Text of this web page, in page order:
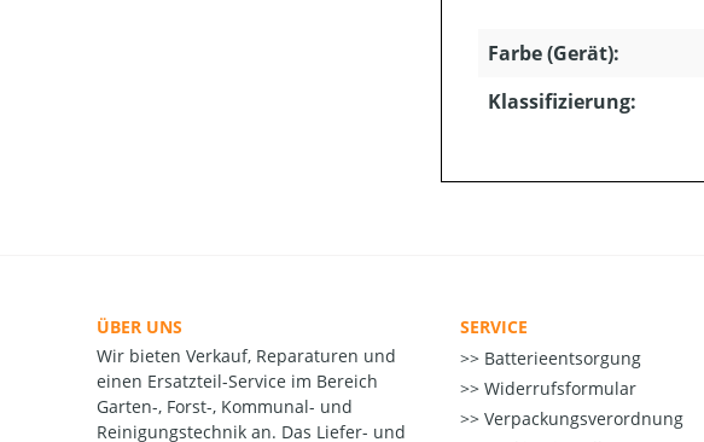
Farbe (Gerät):
Klassifizierung:
ÜBER UNS
Wir bieten Verkauf, Reparaturen und
einen Ersatzteil-Service im Bereich
Garten-, Forst-, Kommunal- und
Reinigungstechnik an. Das Liefer- und
SERVICE
Batterieentsorgung
Widerrufsformular
Verpackungsverordnung